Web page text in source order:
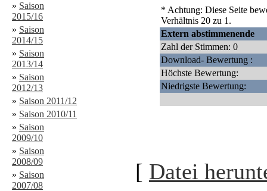
» Saison
2015/16
» Saison
2014/15
» Saison
2013/14
» Saison
2012/13
» Saison 2011/12
» Saison 2010/11
» Saison
2009/10
» Saison
2008/09
» Saison
2007/08
* Achtung: Diese Seite
Verhältnis 20 zu 1.
Extern abstimmenende
Zahl der Stimmen: 0
Download- Bewertung :
Höchste Bewertung:
Niedrigste Bewertung:
[ Datei